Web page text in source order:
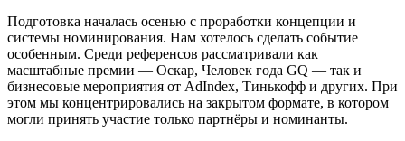
Подготовка началась осенью с проработки концепции и
системы номинирования. Нам хотелось сделать событие
особенным. Среди референсов рассматривали как
масштабные премии — Оскар, Человек года GQ — так и
бизнесовые мероприятия от AdIndex, Тинькофф и других. При
этом мы концентрировались на закрытом формате, в котором
могли принять участие только партнёры и номинанты.